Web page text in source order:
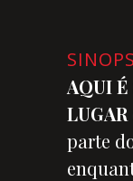
AQUI É
LUGAR
parte